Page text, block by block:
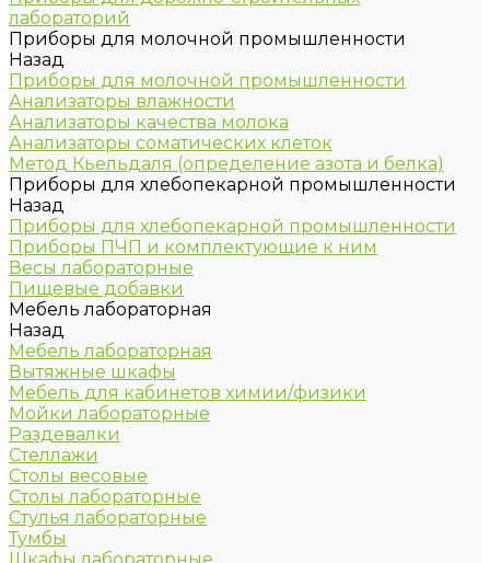
лабораторий
Приборы для молочной промышленности
Назад
Приборы для молочной промышленности
Анализаторы влажности
Анализаторы качества молока
Анализаторы соматических клеток
Метод Кьельдаля (определение азота и белка)
Приборы для хлебопекарной промышленности
Назад
Приборы для хлебопекарной промышленности
Приборы ПЧП и комплектующие к ним
Весы лабораторные
Пищевые добавки
Мебель лабораторная
Назад
Мебель лабораторная
Вытяжные шкафы
Мебель для кабинетов химии/физики
Мойки лабораторные
Раздевалки
Стеллажи
Столы весовые
Столы лабораторные
Стулья лабораторные
Тумбы